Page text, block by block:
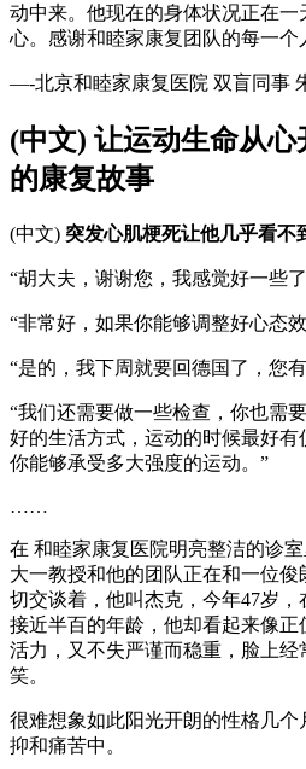
动中来。他现在的身体状况正在
心。感谢和睦家康复团队的每一个
—-北京和睦家康复医院 双盲同事
(中文) 让运动生命从
的康复故事
(中文) 突发心肌梗死让他几乎看不
“胡大夫，谢谢您，我感觉好一些
“非常好，如果你能够调整好心态
“是的，我下周就要回德国了，您
“我们还需要做一些检查，你也需
好的生活方式，运动的时候最好
你能够承受多大强度的运动。”
……
在 和睦家康复医院明亮整洁的诊
大一教授和他的团队正在和一位
切交谈着，他叫杰克，今年47岁
接近半百的年龄，他却看起来像
活力，又不失严谨而稳重，脸上
笑。
很难想象如此阳光开朗的性格几
抑和痛苦中。